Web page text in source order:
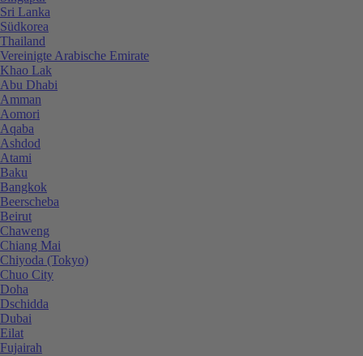
Sri Lanka
Südkorea
Thailand
Vereinigte Arabische Emirate
Khao Lak
Abu Dhabi
Amman
Aomori
Aqaba
Ashdod
Atami
Baku
Bangkok
Beerscheba
Beirut
Chaweng
Chiang Mai
Chiyoda (Tokyo)
Chuo City
Doha
Dschidda
Dubai
Eilat
Fujairah